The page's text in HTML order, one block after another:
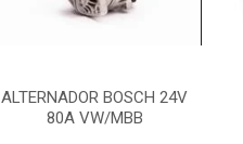
ALTERNADOR BOSCH 24V
80A VW/MBB